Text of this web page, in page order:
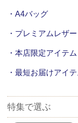
・A4バッグ
・プレミアムレザー
・本店限定アイテム
・最短お届けアイ
特集で選ぶ